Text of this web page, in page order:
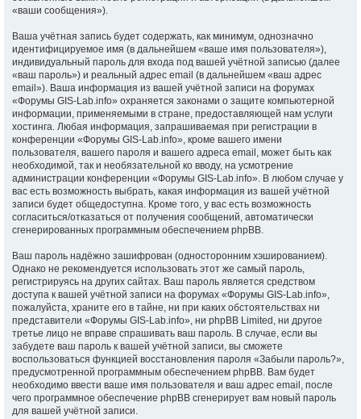
«ваши сообщения»).
Ваша учётная запись будет содержать, как минимум, однозначно
идентифицируемое имя (в дальнейшем «ваше имя пользователя»),
индивидуальный пароль для входа под вашей учётной записью (далее
«ваш пароль») и реальный адрес email (в дальнейшем «ваш адрес
email»). Ваша информация из вашей учётной записи на форумах
«Форумы GIS-Lab.info» охраняется законами о защите компьютерной
информации, применяемыми в стране, предоставляющей нам услуги
хостинга. Любая информация, запрашиваемая при регистрации в
конференции «Форумы GIS-Lab.info», кроме вашего имени
пользователя, вашего пароля и вашего адреса email, может быть как
необходимой, так и необязательной ко вводу, на усмотрение
администрации конференции «Форумы GIS-Lab.info». В любом случае у
вас есть возможность выбрать, какая информация из вашей учётной
записи будет общедоступна. Кроме того, у вас есть возможность
согласиться/отказаться от получения сообщений, автоматически
сгенерированных программным обеспечением phpBB.
Ваш пароль надёжно зашифрован (односторонним хэшированием).
Однако не рекомендуется использовать этот же самый пароль,
регистрируясь на других сайтах. Ваш пароль является средством
доступа к вашей учётной записи на форумах «Форумы GIS-Lab.info»,
пожалуйста, храните его в тайне, ни при каких обстоятельствах ни
представители «Форумы GIS-Lab.info», ни phpBB Limited, ни другое
третье лицо не вправе спрашивать ваш пароль. В случае, если вы
забудете ваш пароль к вашей учётной записи, вы сможете
воспользоваться функцией восстановления пароля «Забыли пароль?»,
предусмотренной программным обеспечением phpBB. Вам будет
необходимо ввести ваше имя пользователя и ваш адрес email, после
чего программное обеспечение phpBB сгенерирует вам новый пароль
для вашей учётной записи.